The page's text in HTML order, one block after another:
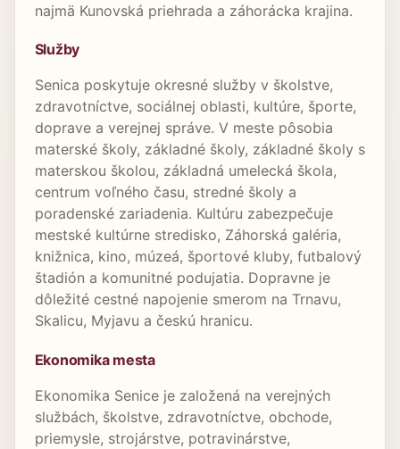
najmä Kunovská priehrada a záhorácka krajina.
Služby
Senica poskytuje okresné služby v školstve,
zdravotníctve, sociálnej oblasti, kultúre, športe,
doprave a verejnej správe. V meste pôsobia
materské školy, základné školy, základné školy s
materskou školou, základná umelecká škola,
centrum voľného času, stredné školy a
poradenské zariadenia. Kultúru zabezpečuje
mestské kultúrne stredisko, Záhorská galéria,
knižnica, kino, múzeá, športové kluby, futbalový
štadión a komunitné podujatia. Dopravne je
dôležité cestné napojenie smerom na Trnavu,
Skalicu, Myjavu a českú hranicu.
Ekonomika mesta
Ekonomika Senice je založená na verejných
službách, školstve, zdravotníctve, obchode,
priemysle, strojárstve, potravinárstve,